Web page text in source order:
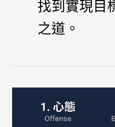
找到實現目
之道。